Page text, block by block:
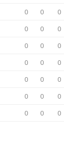
0 0 0
0 0 0
0 0 0
0 0 0
0 0 0
0 0 0
0 0 0